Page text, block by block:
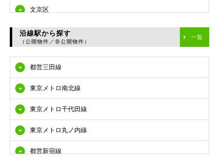
文京区
台東区
江東区
品川区
目黒区
大田区
世田谷区
沿線駅から探す
（公開物件／非公開物件）
一覧
都営三田線
東京メトロ南北線
東京メトロ千代田線
東京メトロ丸ノ内線
都営新宿線